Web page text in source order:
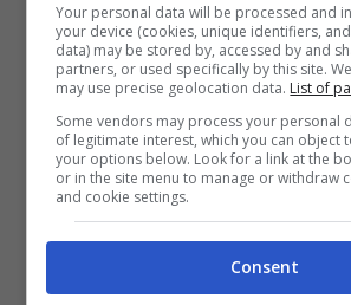
Emanuele è tra le braccia di
gode un biberon con il sole che
trio in una giornata al parco.
Your personal data will be processed and
your device (cookies, unique identifiers,
data) may be stored by, accessed by and
partners, or used specifically by this site.
may use precise geolocation data. List of
Some vendors may process your personal
of legitimate interest, which you can object
your options below. Look for a link at the
or in the site menu to manage or withdraw
and cookie settings.
Consent